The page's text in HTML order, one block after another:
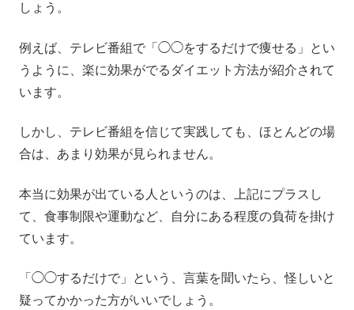
しょう。
例えば、テレビ番組で「◯◯をするだけで痩せる」とい
うように、楽に効果がでるダイエット方法が紹介されて
います。
しかし、テレビ番組を信じて実践しても、ほとんどの場
合は、あまり効果が見られません。
本当に効果が出ている人というのは、上記にプラスし
て、食事制限や運動など、自分にある程度の負荷を掛け
ています。
「◯◯するだけで」という、言葉を聞いたら、怪しいと
疑ってかかった方がいいでしょう。